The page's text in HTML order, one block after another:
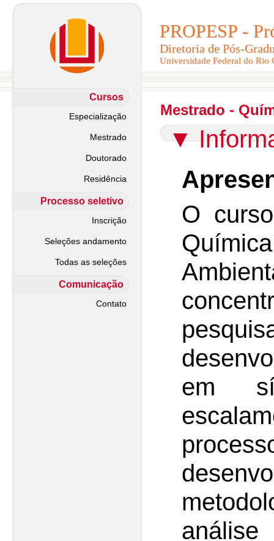
PROPESP -
Diretoria de Pós-
Universidade Federal do Rio
PROPESP -
Diretoria de Pós-
Universidade Federal do Rio
Cursos
Especialização
Mestrado
Doutorado
Residência
Processo seletivo
Inscrição
Seleções andamento
Todas as seleções
Comunicação
Contato
Mestrado -
▼
O
em